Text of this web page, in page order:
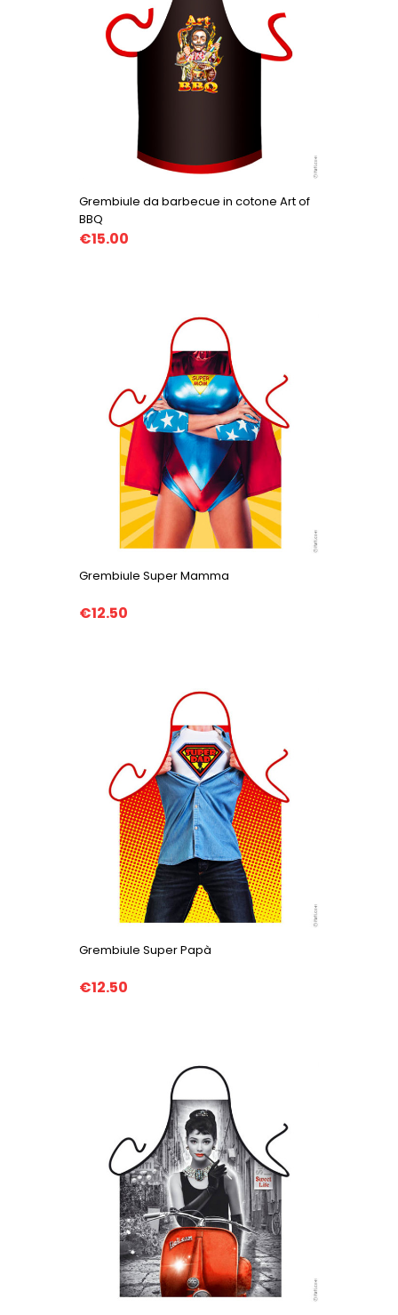
Grembiule da barbecue in cotone Art of
BBQ
€15.00
Grembiule Super Mamma
€12.50
Grembiule Super Papà
€12.50